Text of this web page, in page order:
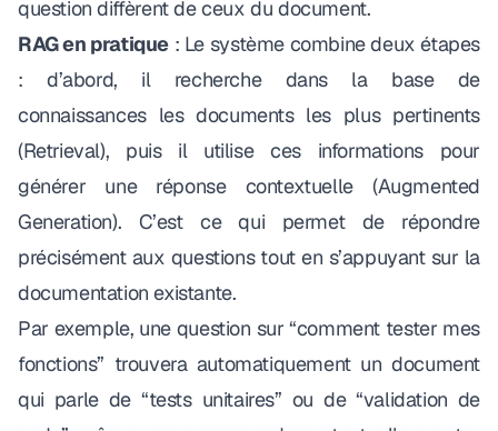
question diffèrent de ceux du document.
RAG en pratique : Le système combine deux étapes
: d’abord, il recherche dans la base de
connaissances les documents les plus pertinents
(Retrieval), puis il utilise ces informations pour
générer une réponse contextuelle (Augmented
Generation). C’est ce qui permet de répondre
précisément aux questions tout en s’appuyant sur la
documentation existante.
Par exemple, une question sur “comment tester mes
fonctions” trouvera automatiquement un document
qui parle de “tests unitaires” ou de “validation de